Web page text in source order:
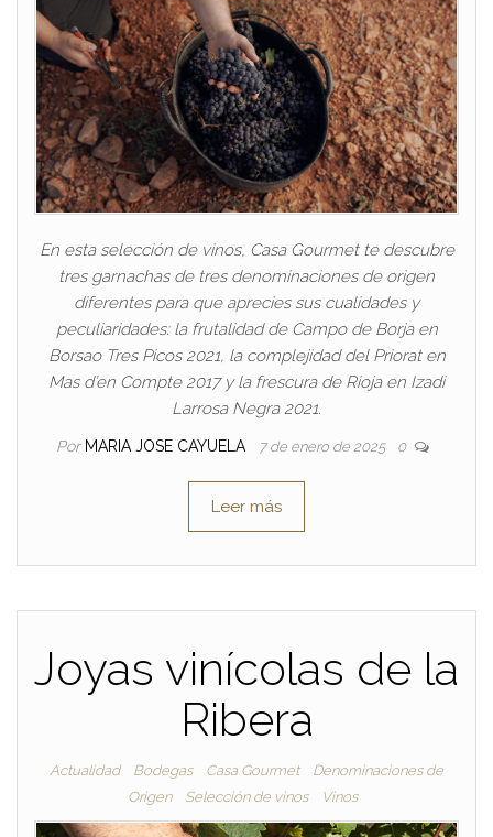
En esta selección de vinos, Casa Gourmet te descubre
tres garnachas de tres denominaciones de origen
diferentes para que aprecies sus cualidades y
peculiaridades: la frutalidad de Campo de Borja en
Borsao Tres Picos 2021, la complejidad del Priorat en
Mas d’en Compte 2017 y la frescura de Rioja en Izadi
Larrosa Negra 2021.
Por MARIA JOSE CAYUELA 7 de enero de 2025 0
Leer más
Joyas vinícolas de la
Ribera
Actualidad Bodegas Casa Gourmet
Denominaciones de
Origen
Selección de vinos Vinos